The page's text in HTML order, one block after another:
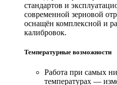
стандартов и
современной зерновой
оснащён комплексной и
калибровок.
Температурные возможности
Работа при самых
температурах —